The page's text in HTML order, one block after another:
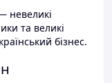
невеликі
та великі
бізнес.